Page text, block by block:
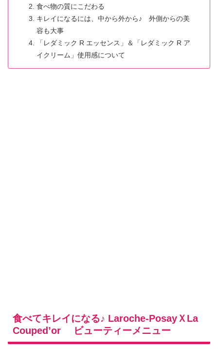
食べ物の質にこだわる
キレイになるには、中から外から♪ 外側からの美
容も大事
「レダミック R エッセンス」＆「レダミック R ア
イクリーム」使用感について
食べてキレイになる♪ Laroche-PosayＸLa
Couped’or ビューティーメニュー